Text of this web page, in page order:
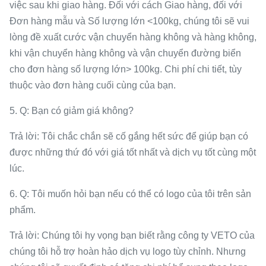
việc sau khi giao hàng. Đối với cách Giao hàng, đối với
Đơn hàng mẫu và Số lượng lớn <100kg, chúng tôi sẽ vui
lòng đề xuất cước vận chuyển hàng không và hàng không,
khi vận chuyển hàng không và vận chuyển đường biển
cho đơn hàng số lượng lớn> 100kg. Chi phí chi tiết, tùy
thuộc vào đơn hàng cuối cùng của bạn.
5. Q: Bạn có giảm giá không?
Trả lời: Tôi chắc chắn sẽ cố gắng hết sức để giúp bạn có
được những thứ đó với giá tốt nhất và dịch vụ tốt cùng một
lúc.
6. Q: Tôi muốn hỏi bạn nếu có thể có logo của tôi trên sản
phẩm.
Trả lời: Chúng tôi hy vọng bạn biết rằng công ty VETO của
chúng tôi hỗ trợ hoàn hảo dịch vụ logo tùy chỉnh. Nhưng